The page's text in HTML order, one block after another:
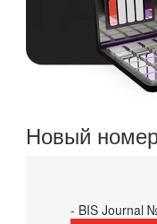
Новый
- BIS Journal